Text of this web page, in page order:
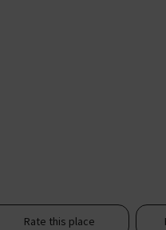
Rate this place